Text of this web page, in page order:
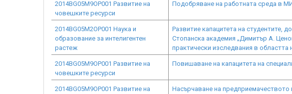
2014BG05M9OP001 Развитие на
човешките ресурси
Подобряване на работната среда в
2014BG05M2OP001 Наука и
образование за интелигентен
растеж
Развитие капацитета на студентите,
Стопанска академия „Димитър А.
практически изследвания в
2014BG05M9OP001 Развитие на
човешките ресурси
Повишаване на капацитета на
2014BG05M9OP001 Развитие на
Насърчаване на